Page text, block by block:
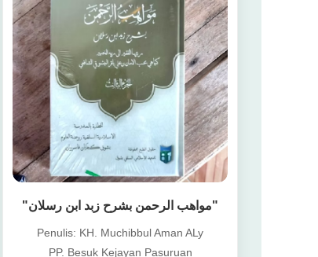
"مواهب الرحمن بشرح زبد ابن رسلان"
Penulis: KH. Muchibbul Aman ALy
PP. Besuk Kejayan Pasuruan